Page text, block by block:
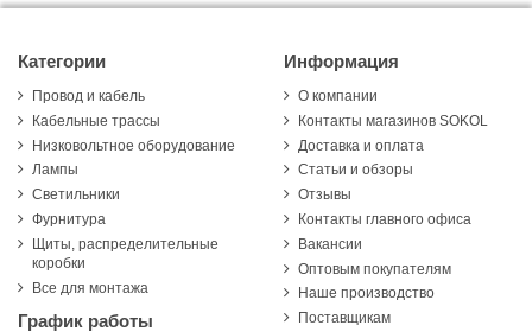
Категории
Провод и кабель
Кабельные трассы
Низковольтное оборудование
Лампы
Светильники
Фурнитура
Щиты, распределительные
коробки
Все для монтажа
График работы
Информация
О компании
Контакты магазинов SOKOL
Доставка и оплата
Статьи и обзоры
Отзывы
Контакты главного офиса
Вакансии
Оптовым покупателям
Наше производство
Поставщикам